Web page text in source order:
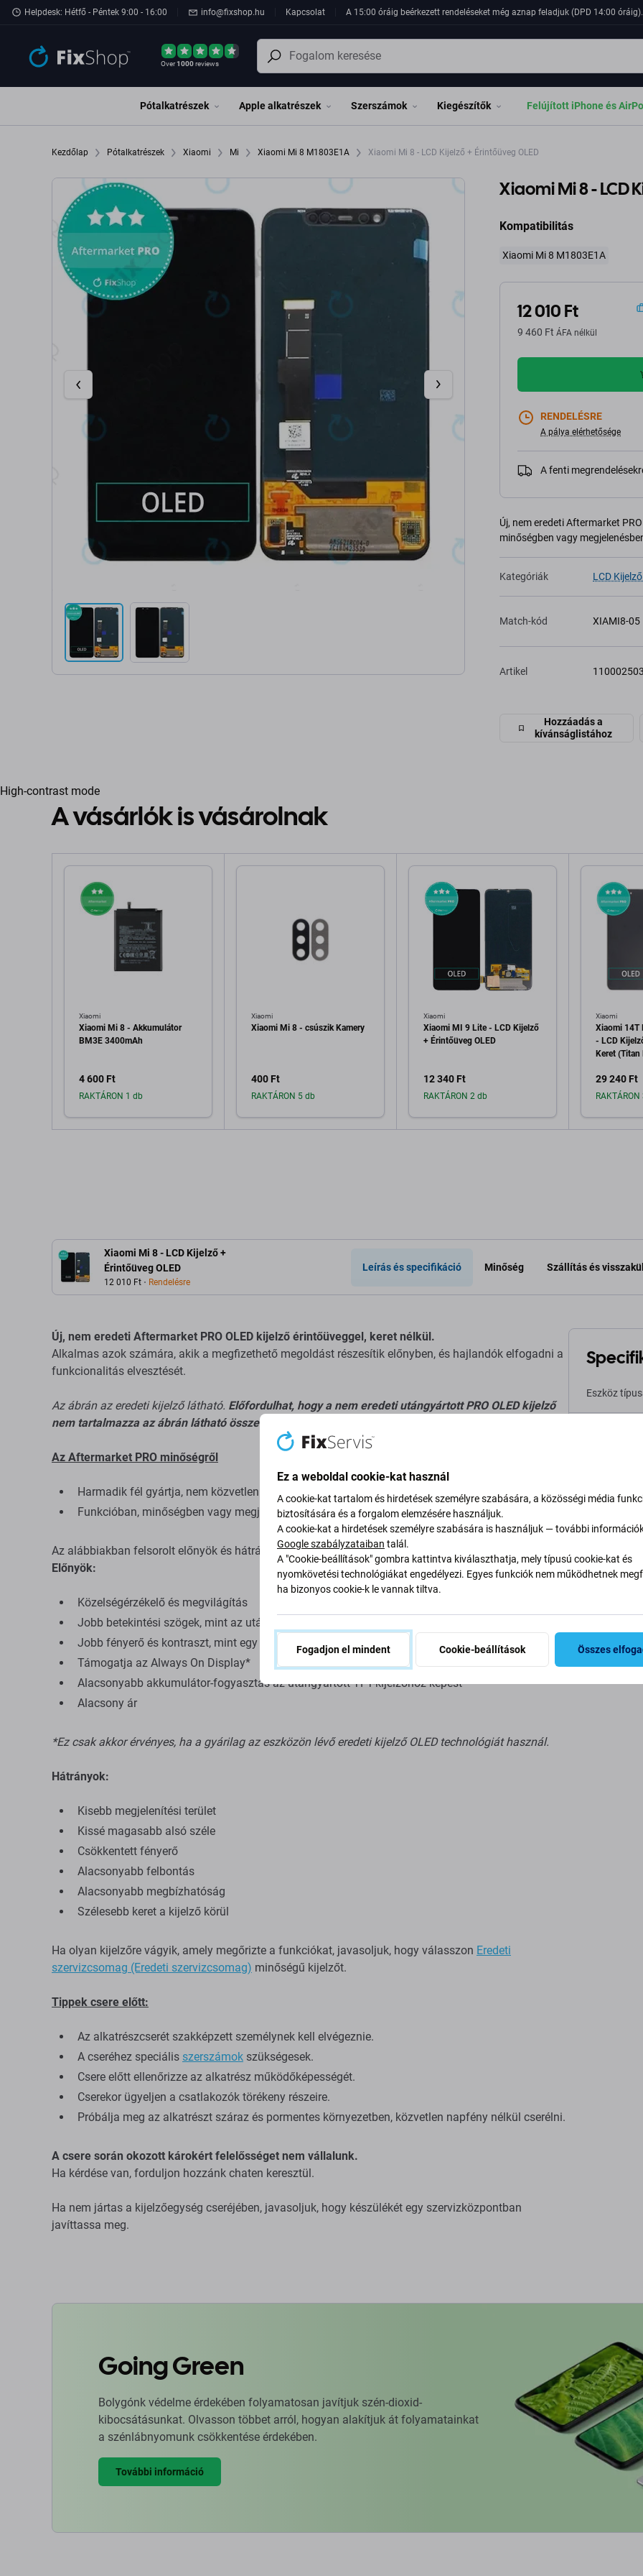
Ugrás az oldal fő részéhez
Helpdesk: Hétfő - Péntek 9:00 - 16:00 info@fixshop.hu Kapcsolat A 15:00 óráig beérkezett rendeléseket még aznap feladjuk (DPD 14:00
Over1000reviews
Pótalkatrészek Apple alkatrészek Szerszámok Kiegészítők Felújított iPhone és
Kezdőlap Pótalkatrészek Xiaomi Mi Xiaomi Mi 8 M1803E1A Xiaomi Mi 8 - LCD Kijelző + Érintőüveg OLED
Xiaomi Mi 8 - LCD
Kompatibilitás
Xiaomi Mi 8 M1803E1A
12 010 Ft
9 460 Ft ÁFA nélkül
RENDELÉSRE
A pálya elérhetősége
A fenti
Új, nem eredeti Aftermarket
minőségben vagy
Kategóriák LCD
Match-kód XIAMI8-05
Artikel
Hozzáadás a
kívánságlistához
High-contrast mode
A vásárlók is vásárolnak
Xiaomi
Xiaomi Mi 8 - Akkumulátor
BM3E 3400mAh
4 600 Ft
RAKTÁRON 1 db
Xiaomi
Xiaomi Mi 8 - csúszik Kamery
400 Ft
RAKTÁRON 5 db
Xiaomi
Xiaomi MI 9 Lite - LCD Kijelző
+ Érintőüveg OLED
12 340 Ft
RAKTÁRON 2 db
Xiaomi
Xiaomi 14T
- LCD
Keret (Titan
29 240 Ft
Xiaomi Mi 8 - LCD Kijelző +
Érintőüveg OLED
12 010 Ft Rendelésre
Leírás és specifikáció Minőség Szállítás és
Új, nem eredeti Aftermarket PRO OLED kijelző érintőüveggel, keret nélkül.
Alkalmas azok számára, akik a megfizethető megoldást részesítik előnyben, és hajlandók elfogadni a
funkcionalitás elvesztését.
Az ábrán az eredeti kijelző látható. Előfordulhat, hogy a nem eredeti utángyártott PRO OLED kijelző
nem tartalmazza az ábrán látható összes apró alkatrészt
Az Aftermarket PRO minőségről
Harmadik fél gyártja, nem közvetlenül a berendezés gyártója.
Funkcióban, minőségben vagy megjelenésben eltérések vannak.
Az alábbiakban felsorolt ​​előnyök és hátrányok az eredeti gyártó kijelzőjéhez viszonyítva.
Előnyök:
Közelségérzékelő és megvilágítás
Jobb betekintési szögek, mint az utángyártott TFT-kijelzőnél
Jobb fényerő és kontraszt, mint egy utángyártott TFT-kijelzőnél
Támogatja az Always On Display*
Alacsonyabb akkumulátor-fogyasztás az utángyártott TFT-kijelzőhöz képest
Alacsony ár
*Ez csak akkor érvényes, ha a gyárilag az eszközön lévő eredeti kijelző OLED technológiát használ.
Hátrányok:
Kisebb megjelenítési terület
Kissé magasabb alsó széle
Csökkentett fényerő
Alacsonyabb felbontás
Alacsonyabb megbízhatóság
Szélesebb keret a kijelző körül
Ha olyan kijelzőre vágyik, amely megőrizte a funkciókat, javasoljuk, hogy válasszon Eredeti
szervizcsomag (Eredeti szervizcsomag) minőségű kijelzőt.
Tippek csere előtt:
Az alkatrészcserét szakképzett személynek kell elvégeznie.
A cseréhez speciális szerszámok szükségesek.
Csere előtt ellenőrizze az alkatrész működőképességét.
Cserekor ügyeljen a csatlakozók törékeny részeire.
Próbálja meg az alkatrészt száraz és pormentes környezetben, közvetlen napfény nélkül cserélni.
A csere során okozott károkért felelősséget nem vállalunk.
Ha kérdése van, forduljon hozzánk chaten keresztül.
Ha nem jártas a kijelzőegység cseréjében, javasoljuk, hogy készülékét egy szervizközpontban
javíttassa meg.
Eszköz
Going Green
Bolygónk védelme érdekében folyamatosan javítjuk szén-dioxid-
kibocsátásunkat. Olvasson többet arról, hogyan alakítjuk át folyamatainkat
a szénlábnyomunk csökkentése érdekében.
További információ
Ez a weboldal cookie-kat használ
A cookie-kat tartalom és hirdetések személyre szabására, a közösségi média
biztosítására és a forgalom elemzésére használjuk.
A cookie-kat a hirdetések személyre szabására is használjuk — további
Google szabályzataiban talál.
A "Cookie-beállítások" gombra kattintva kiválaszthatja, mely típusú cookie-kat és
nyomkövetési technológiákat engedélyezi. Egyes funkciók nem működhetnek
ha bizonyos cookie-k le vannak tiltva.
Fogadjon el mindent Cookie-beállítások Összes